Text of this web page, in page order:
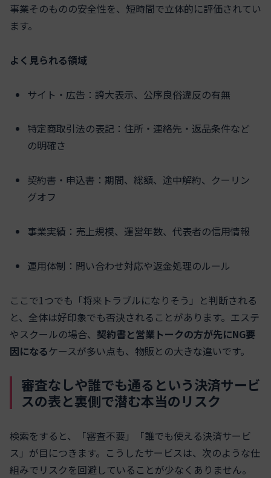
事業そのものの安全性を、短時間で立体的に評価されてい
ます。
よく見られる領域
サイト・広告：誇大表示、公序良俗違反の有無
特定商取引法の表記：住所・連絡先・返品条件など
の明確さ
契約書・申込書：期間、総額、途中解約、クーリン
グオフ
事業実績：売上規模、運営年数、代表者の信用情報
運用体制：問い合わせ対応や返金処理のルール
ここで1つでも「将来トラブルになりそう」と判断される
と、全体は好印象でも否決されることがあります。エステ
やスクールの場合、 契約書と営業トークの方が先にNG要
因になるケースが多い点も、物販との大きな違いです。
審査なしや誰でも通るという決済サービ
スの表と裏側で潜む本当のリスク
検索をすると、「審査不要」「誰でも使える決済サービ
ス」が目につきます。こうしたサービスは、次のような仕
組みでリスクを回避していることが少なくありません。